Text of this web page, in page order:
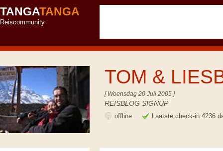
TANGATANGA
Reiscommunity
TOM &
[ Woensdag 20 Juli 2005 ]
REISBLOG SIGNUP
offline Laatste check-in 4236